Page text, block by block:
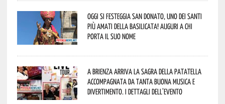
Oggi si festeggia San Donato, uno dei Santi
più amati della Basilicata! Auguri a chi
porta il suo nome
A Brienza arriva la Sagra della Patatella
accompagnata da tanta buona musica e
divertimento. I dettagli dell’evento